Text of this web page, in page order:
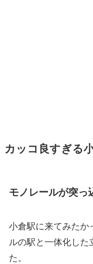
カッコ良すぎる
モノレールが突っ
小倉駅に来てみたか
ルの駅と一体化した
た。